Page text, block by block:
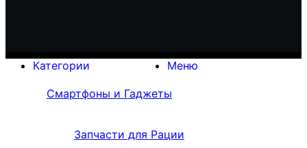
Меню
Категории
Смартфоны и Гаджеты
Запчасти для Рации